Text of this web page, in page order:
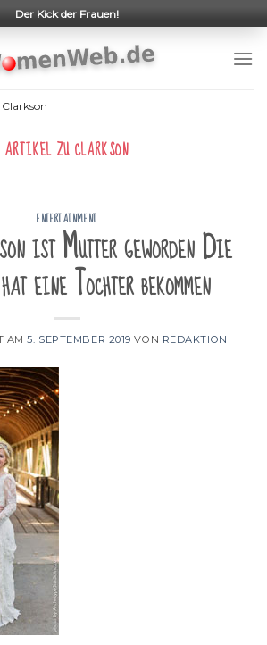
Der Kick der Frauen!
Clarkson
ARTIKEL ZUCLARKSON
ENTERTAINMENT
ist Mutter geworden Die
eine Tochter bekommen
AM5. SEPTEMBER 2019 VON REDAKTION